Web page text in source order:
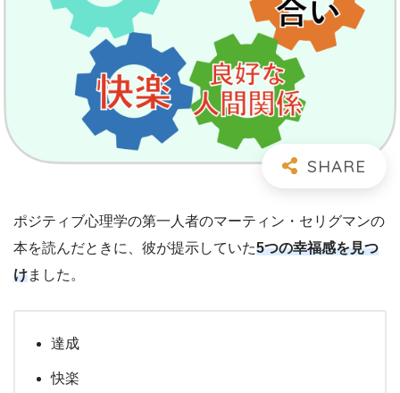
ポジティブ心理学の第一人者のマーティン・セリグマンの
本を読んだときに、彼が提示していた5つの幸福感を見つ
けました。
達成
快楽